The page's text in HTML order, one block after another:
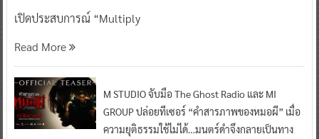
เปิดประสบการณ์ “Multiply
Read More
M STUDIO จับมือ The Ghost Radio และ MI
GROUP ปล่อยทีเซอร์ “คำสารภาพของหมอผี” เมื่อ
ความยุติธรรมใช้ไม่ได้…มนตร์ดำจึงกลายเป็นทาง